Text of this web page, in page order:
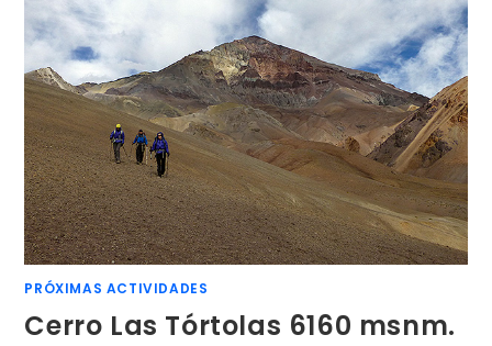
PRÓXIMAS ACTIVIDADES
Cerro Las Tórtolas 6160 msnm.